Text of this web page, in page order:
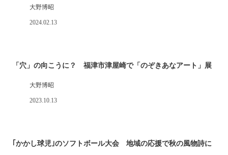
大野博昭
2024.02.13
「穴」の向こうに？ 福津市津屋崎で「のぞきあなアート」展
大野博昭
2023.10.13
｢かかし球児｣のソフトボール大会 地域の応援で秋の風物詩に